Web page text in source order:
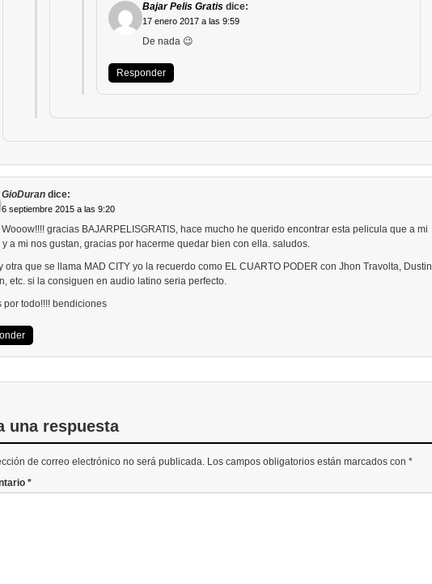
Bajar Pelis Gratis dice:
17 enero 2017 a las 9:59
De nada 😉
Responder
GioDuran dice:
6 septiembre 2015 a las 9:20
Wooow!!!! gracias BAJARPELISGRATIS, hace mucho he querido encontrar esta pelicula que a mi
a mi nos gustan, gracias por hacerme quedar bien con ella. saludos.
otra que se llama MAD CITY yo la recuerdo como EL CUARTO PODER con Jhon Travolta, Dustin
etc. si la consiguen en audio latino seria perfecto.
por todo!!!! bendiciones
una respuesta
de correo electrónico no será publicada. Los campos obligatorios están marcados con *
*